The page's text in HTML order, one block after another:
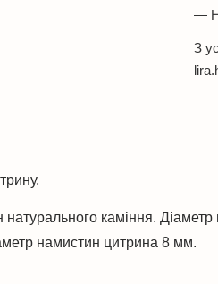
—
З
каміння.
намистин цитрина 8 мм.